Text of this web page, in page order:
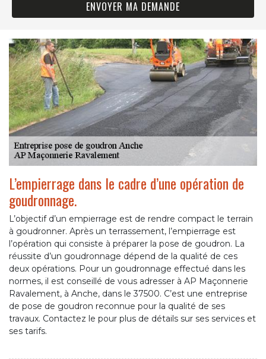
L’empierrage dans le cadre d’une opération de
goudronnage.
L’objectif d’un empierrage est de rendre compact le terrain
à goudronner. Après un terrassement, l’empierrage est
l’opération qui consiste à préparer la pose de goudron. La
réussite d’un goudronnage dépend de la qualité de ces
deux opérations. Pour un goudronnage effectué dans les
normes, il est conseillé de vous adresser à AP Maçonnerie
Ravalement, à Anche, dans le 37500. C’est une entreprise
de pose de goudron reconnue pour la qualité de ses
travaux. Contactez le pour plus de détails sur ses services et
ses tarifs.